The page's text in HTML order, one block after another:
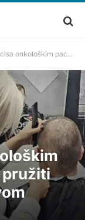
Tuzli će pružiti besplatne usloge u svom frizerskom salonu
pružiti